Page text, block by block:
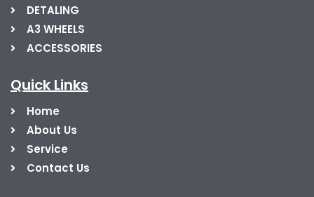
DETALING
A3 WHEELS
ACCESSORIES
Quick Links
Home
About Us
Service
Contact Us